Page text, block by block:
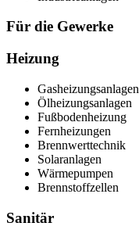
Für die Gewerke
Heizung
Gasheizungsanlagen
Ölheizungsanlagen
Fußbodenheizung
Fernheizungen
Brennwerttechnik
Solaranlagen
Wärmepumpen
Brennstoffzellen
Sanitär